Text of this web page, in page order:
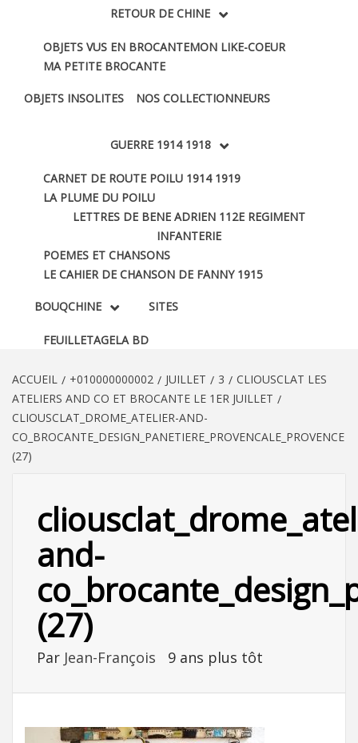
RETOUR DE CHINE
OBJETS VUS EN BROCANTEMON LIKE-COEUR
MA PETITE BROCANTE
OBJETS INSOLITES NOS COLLECTIONNEURS
GUERRE 1914 1918
CARNET DE ROUTE POILU 1914 1919
LA PLUME DU POILU
LETTRES DE BENE ADRIEN 112E REGIMENT
INFANTERIE
POEMES ET CHANSONS
LE CAHIER DE CHANSON DE FANNY 1915
BOUQCHINE
FEUILLETAGELA BD
SITES
ACCUEIL +010000000002 JUILLET 3
CLIOUSCLAT LES
ATELIERS AND CO ET BROCANTE LE 1ER JUILLET
CLIOUSCLAT_DROME_ATELIER-AND-
CO_BROCANTE_DESIGN_PANETIERE_PROVENCALE_PROVENCE
(27)
and-
(27)
Par Jean-François 9 ans plus tôt